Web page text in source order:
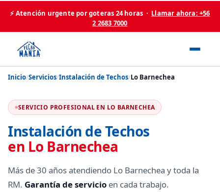
⚡ Atención urgente por goteras 24 horas · Llamar ahora: +56
2 2683 7000
Inicio/Servicios/Instalación de Techos/Lo Barnechea
SERVICIO PROFESIONAL EN LO BARNECHEA
Instalación de Techos
en Lo Barnechea
Más de 30 años atendiendo Lo Barnechea y toda la
RM. Garantía de servicio en cada trabajo.